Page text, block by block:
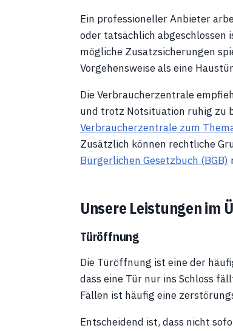
Ein professioneller Anbieter
oder tatsächlich abgeschlossen
mögliche Zusatzsicherungen
Vorgehensweise als eine
Die Verbraucherzentrale
und trotz Notsituation ruhig zu
Verbraucherzentrale zum
Zusätzlich können rechtliche
Bürgerlichen Gesetzbuch (BGB)
Unsere Leistungen im
Türöffnung
Die Türöffnung ist eine der
dass eine Tür nur ins Schloss
Fällen ist häufig eine
Entscheidend ist, dass nicht